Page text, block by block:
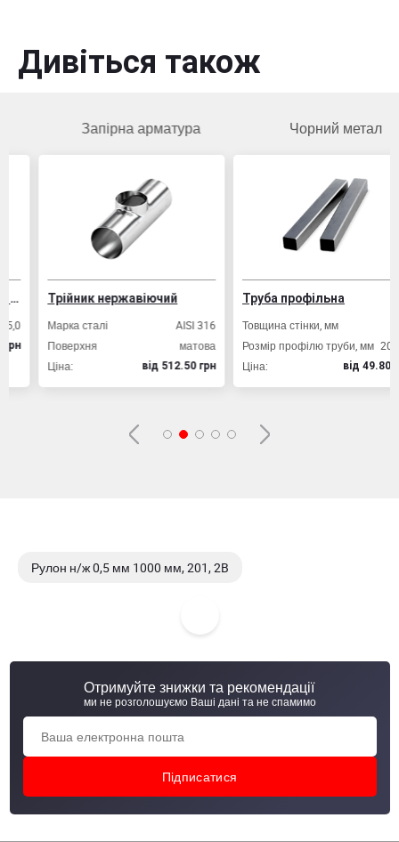
Дивіться також
Запірна арматура
Трійник нержавіючий
Марка сталі
AISI 316
Поверхня
матова
Ціна:
вiд 512.50 грн
Чорний метал
Труба профільна
Товщина стінки, мм
Розмір профілю труби, мм 20х20
Ціна:
вiд 49.80 грн
Рулон н/ж 0,5 мм 1000 мм, 201, 2B
Рулон н/ж 0,5 мм 1000 мм, 430/1.4016, 2B
Отримуйте знижки та рекомендації
ми не розголошуємо Ваші дані та не спамимо